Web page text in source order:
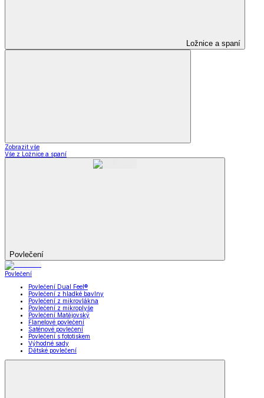
Ložnice a spaní
Zobrazit vše
Vše z Ložnice a spaní
Povlečení
Povlečení
Povlečení Dual Feel®
Povlečení z hladké bavlny
Povlečení z mikrovlákna
Povlečení z mikroplyše
Povlečení Matějovský
Flanelové povlečení
Saténové povlečení
Povlečení s fototiskem
Výhodné sady
Dětské povlečení